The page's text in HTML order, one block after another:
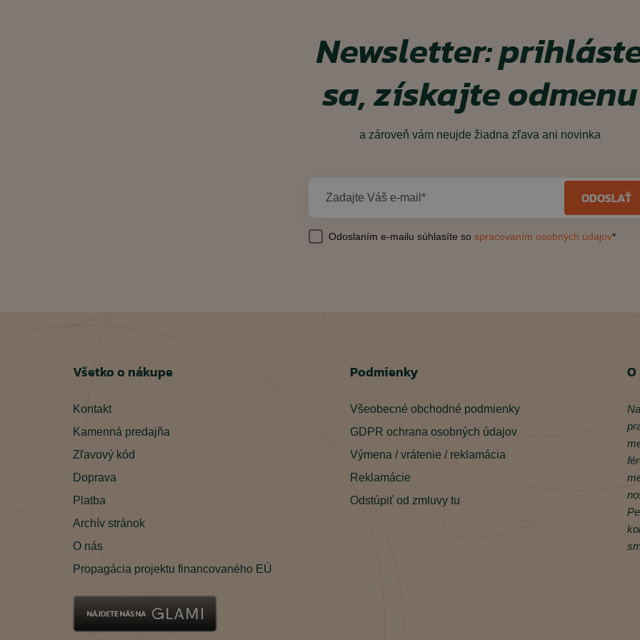
Newsletter:
sa, získajte odmenu
a zároveň vám neujde žiadna zľava ani novinka
Zadajte Váš e-mail* ODOSLAŤ
Odoslaním e-mailu súhlasíte so spracovaním osobných údajov*
Všetko o nákupe
Kontakt
Kamenná predajňa
Zľavový kód
Doprava
Platba
Archív stránok
O nás
Propagácia projektu financovaného EÚ
Podmienky
Všeobecné obchodné podmienky
GDPR ochrana osobných údajov
Výmena / vrátenie / reklamácia
Reklamácie
Odstúpiť od zmluvy tu